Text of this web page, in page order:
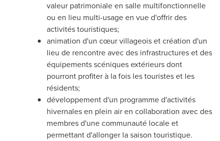
valeur patrimoniale en salle multifonctionnelle
ou en lieu multi-usage en vue d'offrir des
activités touristiques;
animation d'un cœur villageois et création d'un
lieu de rencontre avec des infrastructures et des
équipements scéniques extérieurs dont
pourront profiter à la fois les touristes et les
résidents;
développement d'un programme d'activités
hivernales en plein air en collaboration avec des
membres d'une communauté locale et
permettant d'allonger la saison touristique.